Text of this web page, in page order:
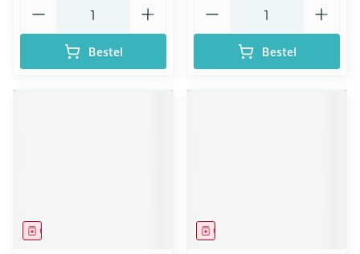
Bestel Bestel
Geneesmiddel Geneesmiddel